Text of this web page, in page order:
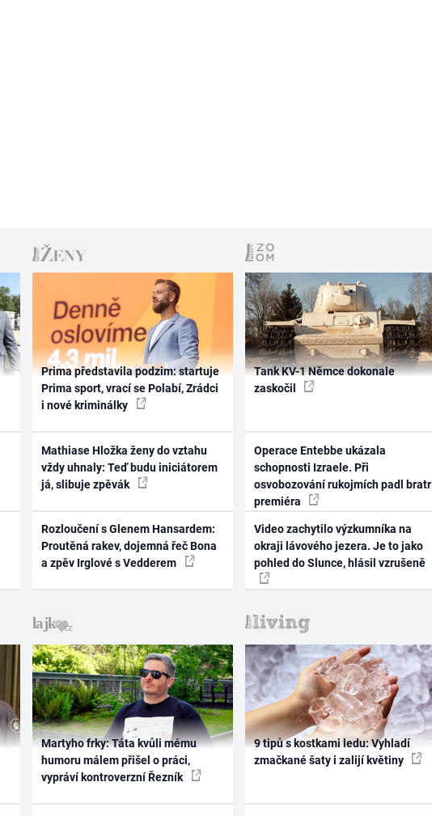
Prima představila podzim: startuje
Prima sport, vrací se Polabí, Zrádci
i nové kriminálky
Mathiase Hložka ženy do vztahu
vždy uhnaly: Teď budu iniciátorem
já, slibuje zpěvák
Rozloučení s Glenem Hansardem:
Proutěná rakev, dojemná řeč Bona
a zpěv Irglové s Vedderem
Tank KV-1 Němce dokonale
zaskočil
Operace Entebbe ukázala
schopnosti Izraele. Při
osvobozování rukojmích padl bratr
premiéra
Video zachytilo výzkumníka na
okraji lávového jezera. Je to jako
pohled do Slunce, hlásil vzrušeně
Martyho frky: Táta kvůli mému
humoru málem přišel o práci,
vypráví kontroverzní Řezník
9 tipů s kostkami ledu: Vyhladí
zmačkané šaty i zalijí květiny